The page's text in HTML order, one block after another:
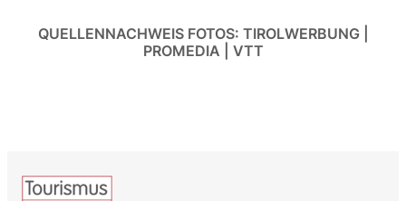
QUELLENNACHWEIS FOTOS: TIROLWERBUNG |
PROMEDIA | VTT